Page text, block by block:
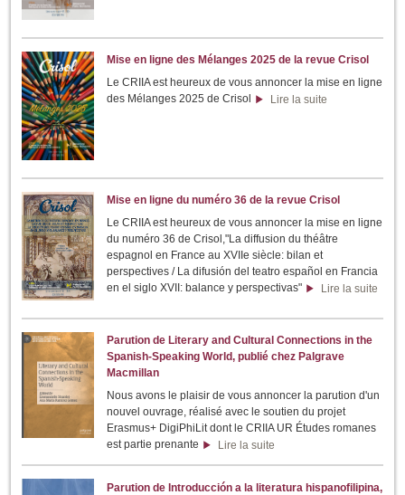
Mise en ligne des Mélanges 2025 de la revue Crisol
Le CRIIA est heureux de vous annoncer la mise en ligne
des Mélanges 2025 de Crisol
Lire la suite
Mise en ligne du numéro 36 de la revue Crisol
Le CRIIA est heureux de vous annoncer la mise en ligne
du numéro 36 de Crisol,"La diffusion du théâtre
espagnol en France au XVIIe siècle: bilan et
perspectives / La difusión del teatro español en Francia
en el siglo XVII: balance y perspectivas"
Lire la suite
Parution de Literary and Cultural Connections in the
Spanish-Speaking World, publié chez Palgrave
Macmillan
Nous avons le plaisir de vous annoncer la parution d'un
nouvel ouvrage, réalisé avec le soutien du projet
Erasmus+ DigiPhiLit dont le CRIIA UR Études romanes
est partie prenante
Lire la suite
Parution de Introducción a la literatura hispanofilipina,